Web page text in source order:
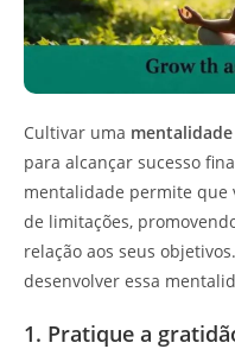
Cultivar uma
para alcançar sucesso
mentalidade permite que
de limitações,
relação aos seus
desenvolver essa
1. Pratique a